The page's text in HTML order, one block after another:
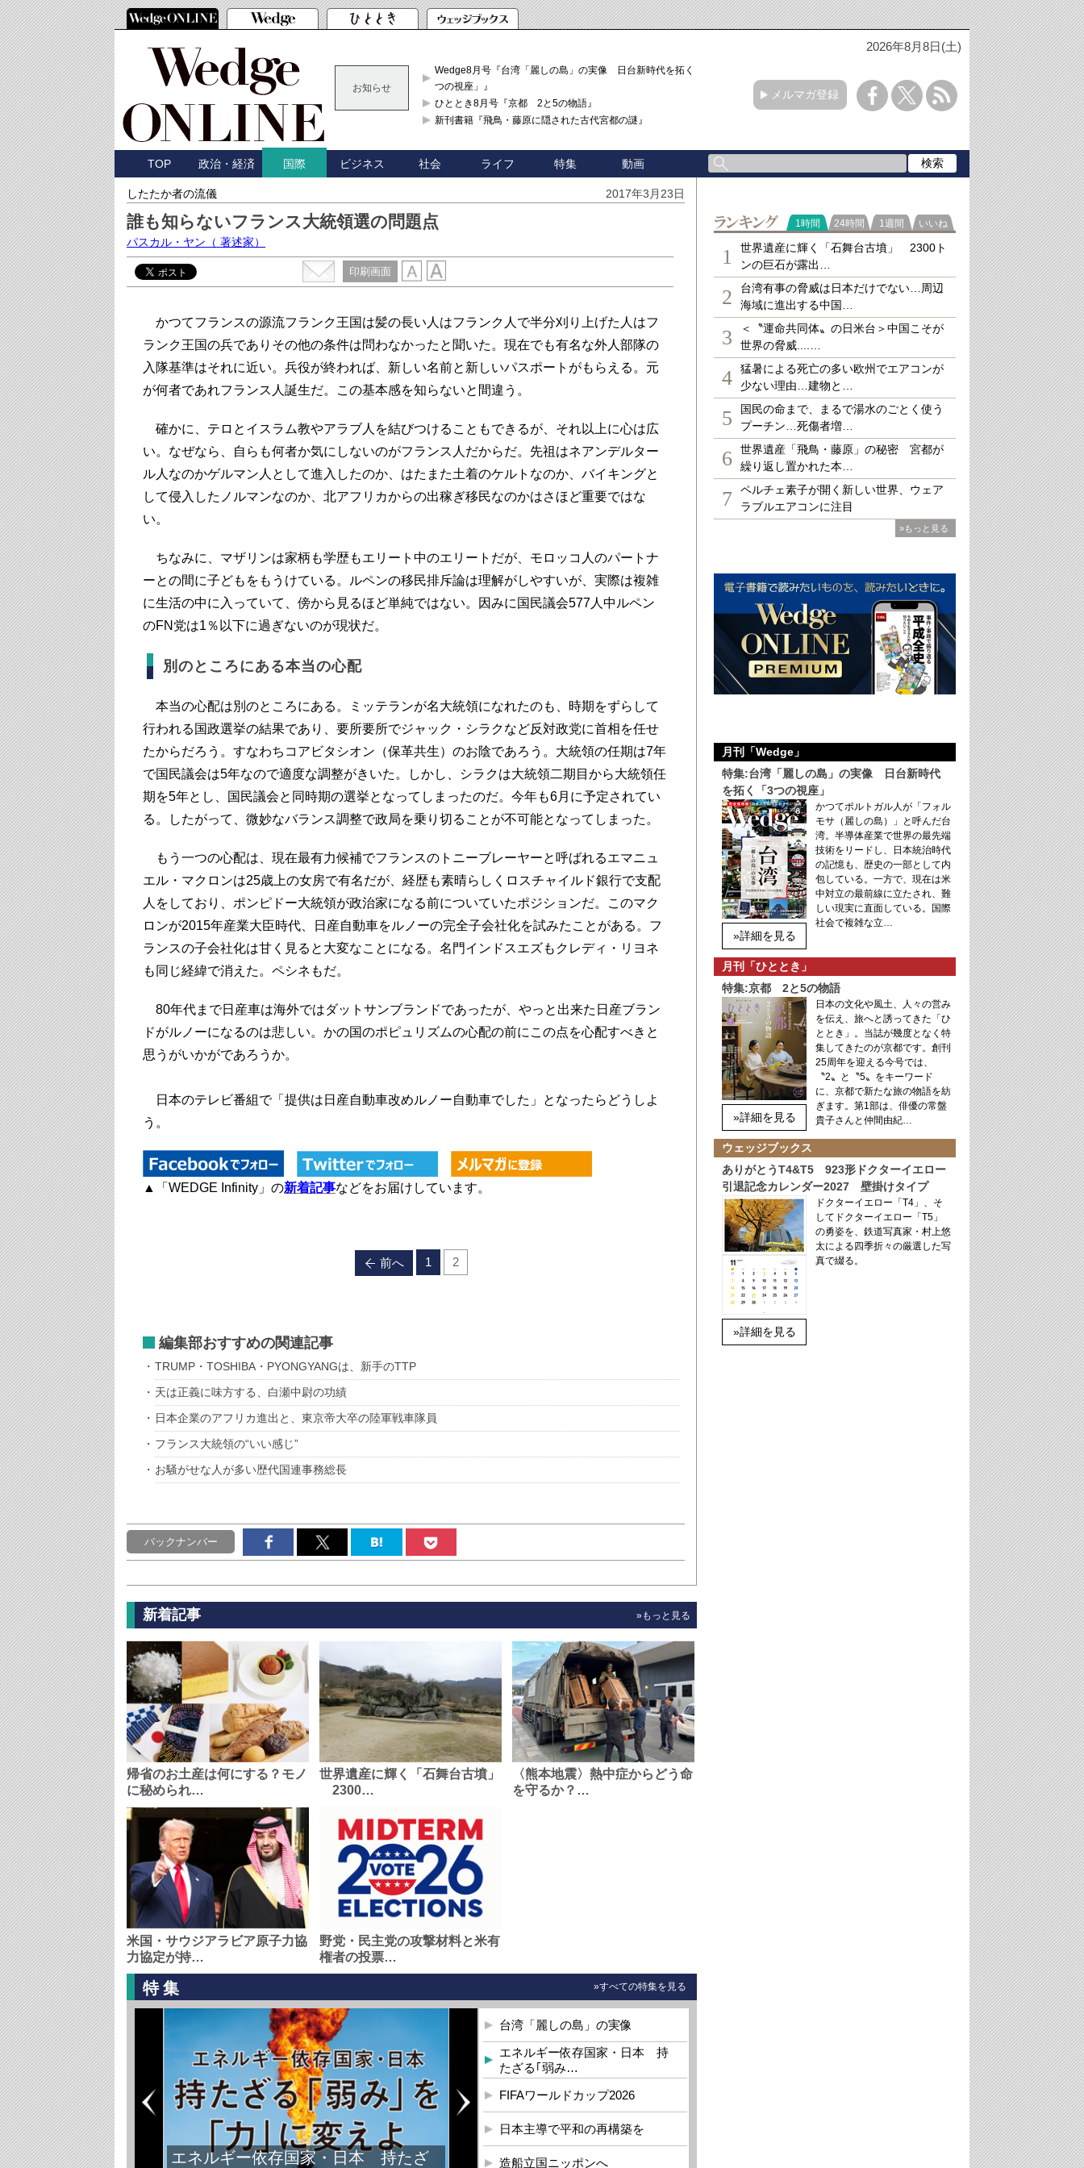
2026年8月8日(土)
お知らせ
Wedge8月号『台湾「麗しの島」の実像 日台新時代を拓く「3
つの視座」』
ひととき8月号『京都 2と5の物語』
新刊書籍『飛鳥・藤原に隠された古代宮都の謎』
メルマガ登録
TOP 政治・経済 国際 ビジネス 社会 ライフ 特集 動画
したたか者の流儀 2017年3月23日
誰も知らないフランス大統領選の問題点
パスカル・ヤン （ 著述家）
印刷画面
かつてフランスの源流フランク王国は髪の長い人はフランク人で半分刈り上げた人はフ
ランク王国の兵でありその他の条件は問わなかったと聞いた。現在でも有名な外人部隊の
入隊基準はそれに近い。兵役が終われば、新しい名前と新しいパスポートがもらえる。元
が何者であれフランス人誕生だ。この基本感を知らないと間違う。
確かに、テロとイスラム教やアラブ人を結びつけることもできるが、それ以上に心は広
い。なぜなら、自らも何者か気にしないのがフランス人だからだ。先祖はネアンデルター
ル人なのかゲルマン人として進入したのか、はたまた土着のケルトなのか、バイキングと
して侵入したノルマンなのか、北アフリカからの出稼ぎ移民なのかはさほど重要ではな
い。
ちなみに、マザリンは家柄も学歴もエリート中のエリートだが、モロッコ人のパートナ
ーとの間に子どもをもうけている。ルペンの移民排斥論は理解がしやすいが、実際は複雑
に生活の中に入っていて、傍から見るほど単純ではない。因みに国民議会577人中ルペン
のFN党は1％以下に過ぎないのが現状だ。
別のところにある本当の心配
本当の心配は別のところにある。ミッテランが名大統領になれたのも、時期をずらして
行われる国政選挙の結果であり、要所要所でジャック・シラクなど反対政党に首相を任せ
たからだろう。すなわちコアビタシオン（保革共生）のお陰であろう。大統領の任期は7年
で国民議会は5年なので適度な調整がきいた。しかし、シラクは大統領二期目から大統領任
期を5年とし、国民議会と同時期の選挙となってしまったのだ。今年も6月に予定されてい
る。したがって、微妙なバランス調整で政局を乗り切ることが不可能となってしまった。
もう一つの心配は、現在最有力候補でフランスのトニーブレーヤーと呼ばれるエマニュ
エル・マクロンは25歳上の女房で有名だが、経歴も素晴らしくロスチャイルド銀行で支配
人をしており、ポンピドー大統領が政治家になる前についていたポジションだ。このマク
ロンが2015年産業大臣時代、日産自動車をルノーの完全子会社化を試みたことがある。フ
ランスの子会社化は甘く見ると大変なことになる。名門インドスエズもクレディ・リヨネ
も同じ経緯で消えた。ペシネもだ。
80年代まで日産車は海外ではダットサンブランドであったが、やっと出来た日産ブラン
ドがルノーになるのは悲しい。かの国のポピュリズムの心配の前にこの点を心配すべきと
思うがいかがであろうか。
日本のテレビ番組で「提供は日産自動車改めルノー自動車でした」となったらどうしよ
う。
▲「WEDGE Infinity」の新着記事などをお届けしています。
前へ 1 2
編集部おすすめの関連記事
TRUMP・TOSHIBA・PYONGYANGは、新手のTTP
天は正義に味方する、白瀬中尉の功績
日本企業のアフリカ進出と、東京帝大卒の陸軍戦車隊員
フランス大統領の“いい感じ”
お騒がせな人が多い歴代国連事務総長
バックナンバー
新着記事 »もっと見る
帰省のお土産は何にする？モノ
に秘められ…
世界遺産に輝く「石舞台古墳」
2300…
〈熊本地震〉熱中症からどう命
を守るか？…
米国・サウジアラビア原子力協
力協定が持…
野党・民主党の攻撃材料と米有
権者の投票…
特集 »すべての特集を見る
エネルギー依存国家・日本 持たざ
台湾「麗しの島」の実像
エネルギー依存国家・日本 持
たざる｢弱み…
FIFAワールドカップ2026
日本主導で平和の再構築を
造船立国ニッポンへ
ランキング
1時間 24時間 1週間 いいね
1
世界遺産に輝く「石舞台古墳」 2300ト
ンの巨石が露出…
2
台湾有事の脅威は日本だけでない…周辺
海域に進出する中国…
3
＜〝運命共同体〟の日米台＞中国こそが
世界の脅威....…
4
猛暑による死亡の多い欧州でエアコンが
少ない理由…建物と…
5
国民の命まで、まるで湯水のごとく使う
プーチン…死傷者増…
6
世界遺産「飛鳥・藤原」の秘密 宮都が
繰り返し置かれた本…
7
ペルチェ素子が開く新しい世界、ウェア
ラブルエアコンに注目
»もっと見る
月刊「Wedge」
特集:台湾「麗しの島」の実像 日台新時代
を拓く「3つの視座」
»詳細を見る
かつてポルトガル人が「フォル
モサ（麗しの島）」と呼んだ台
湾。半導体産業で世界の最先端
技術をリードし、日本統治時代
の記憶も、歴史の一部として内
包している。一方で、現在は米
中対立の最前線に立たされ、難
しい現実に直面している。国際
社会で複雑な立…
月刊「ひととき」
特集:京都 2と5の物語
»詳細を見る
日本の文化や風土、人々の営み
を伝え、旅へと誘ってきた「ひ
ととき」。当誌が幾度となく特
集してきたのが京都です。創刊
25周年を迎える今号では、
〝2〟と〝5〟をキーワード
に、京都で新たな旅の物語を紡
ぎます。第1部は、俳優の常盤
貴子さんと仲間由紀…
ウェッジブックス
ありがとうT4&T5 923形ドクターイエロー
引退記念カレンダー2027 壁掛けタイプ
»詳細を見る
ドクターイエロー「T4」、そ
してドクターイエロー「T5」
の勇姿を、鉄道写真家・村上悠
太による四季折々の厳選した写
真で綴る。